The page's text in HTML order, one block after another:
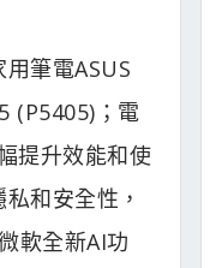
筆電ASUS
(P5405)；電
提升效能和使
和安全性，
軟全新AI功